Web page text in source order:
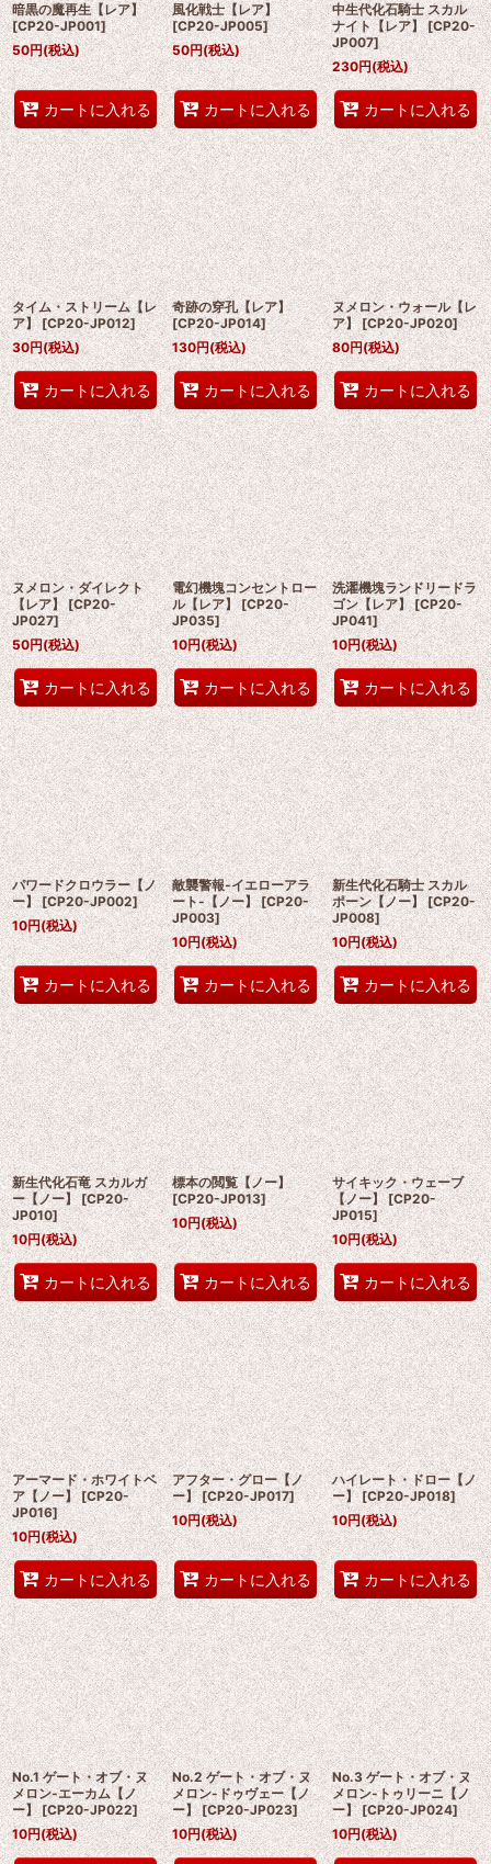
暗黒の魔再生【レア】
[CP20-JP001]
50円(税込)
カートに入れる
風化戦士【レア】
[CP20-JP005]
50円(税込)
カートに入れる
中生代化石騎士 スカル
ナイト【レア】 [CP20-
JP007]
230円(税込)
カートに入れる
タイム・ストリーム【レ
ア】 [CP20-JP012]
30円(税込)
カートに入れる
奇跡の穿孔【レア】
[CP20-JP014]
130円(税込)
カートに入れる
ヌメロン・ウォール【レ
ア】 [CP20-JP020]
80円(税込)
カートに入れる
ヌメロン・ダイレクト
【レア】 [CP20-
JP027]
50円(税込)
カートに入れる
電幻機塊コンセントロー
ル【レア】 [CP20-
JP035]
10円(税込)
カートに入れる
洗濯機塊ランドリードラ
ゴン【レア】 [CP20-
JP041]
10円(税込)
カートに入れる
パワードクロウラー【ノ
ー】 [CP20-JP002]
10円(税込)
カートに入れる
敵襲警報-イエローアラ
ート-【ノー】 [CP20-
JP003]
10円(税込)
カートに入れる
新生代化石騎士 スカル
ポーン【ノー】 [CP20-
JP008]
10円(税込)
カートに入れる
新生代化石竜 スカルガ
ー【ノー】 [CP20-
JP010]
10円(税込)
カートに入れる
標本の閲覧【ノー】
[CP20-JP013]
10円(税込)
カートに入れる
サイキック・ウェーブ
【ノー】 [CP20-
JP015]
10円(税込)
カートに入れる
アーマード・ホワイトベ
ア【ノー】 [CP20-
JP016]
10円(税込)
カートに入れる
アフター・グロー【ノ
ー】 [CP20-JP017]
10円(税込)
カートに入れる
ハイレート・ドロー【ノ
ー】 [CP20-JP018]
10円(税込)
カートに入れる
No.1 ゲート・オブ・ヌ
メロン-エーカム【ノ
ー】 [CP20-JP022]
10円(税込)
No.2 ゲート・オブ・ヌ
メロン-ドゥヴェー【ノ
ー】 [CP20-JP023]
10円(税込)
No.3 ゲート・オブ・ヌ
メロン-トゥリーニ【ノ
ー】 [CP20-JP024]
10円(税込)